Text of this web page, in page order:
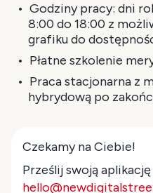
Godziny pracy: dni
8:00 do 18:00 z
grafiku do
Płatne szkolenie
Praca stacjonarna z
hybrydową po
Czekamy na Ciebie!
Prześlij swoją aplikację